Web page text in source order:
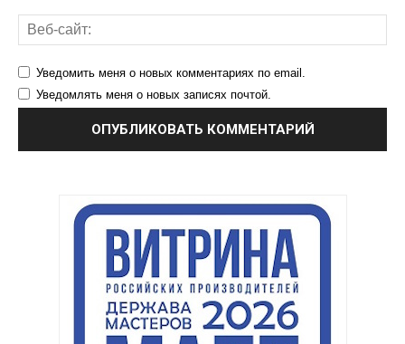
Уведомить меня о новых комментариях по email.
Уведомлять меня о новых записях почтой.